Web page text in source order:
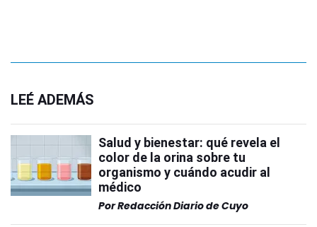
LEÉ ADEMÁS
Salud y bienestar: qué revela el
color de la orina sobre tu
organismo y cuándo acudir al
médico
PorRedacción Diario de Cuyo